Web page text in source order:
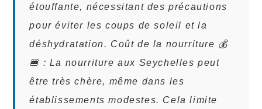
étouffante, nécessitant des précautions
pour éviter les coups de soleil et la
déshydratation. Coût de la nourriture 💰
🍔 : La nourriture aux Seychelles peut
être très chère, même dans les
établissements modestes. Cela limite